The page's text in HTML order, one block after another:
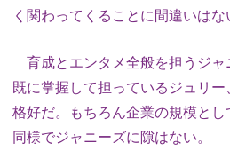
く関わってくることに間違いは
育成とエンタメ全般を担うジャ
既に掌握して担っているジュリ
格好だ。もちろん企業の規模と
同様でジャニーズに隙はない。